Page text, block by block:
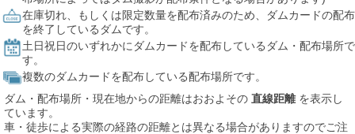
在庫切れ、もしくは限定数量を配布済みのため、ダムカードの配布
を終了しているダムです。
土日祝日のいずれかにダムカードを配布しているダム・配布場所で
す。
複数のダムカードを配布している配布場所です。
ダム・配布場所・現在地からの距離はおおよその 直線距離を表示し
ています。
車・徒歩による実際の経路の距離とは異なる場合がありますのでご注